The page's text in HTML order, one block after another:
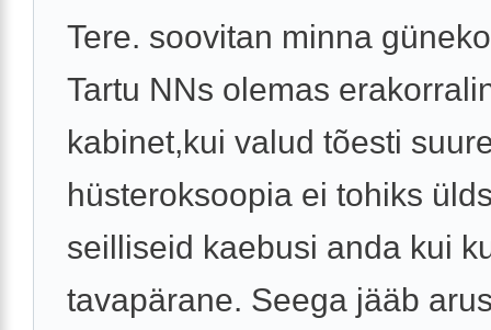
Tere. soovitan minna
Tartu NNs olemas
kabinet,kui valud tõesti
hüsteroksoopia ei tohiks
seilliseid kaebusi anda kui
tavapärane. Seega jääb